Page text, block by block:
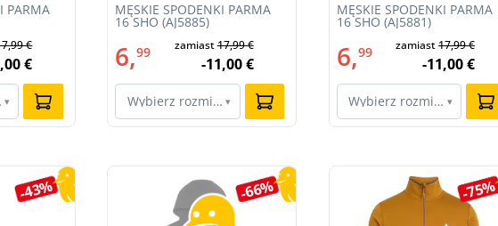
PARMA
€
€
▾
MĘSKIE SPODENKI PARMA
16 SHO (AJ5885)
6,99 zamiast17,99 €
-11,00 €
Wybierz rozmiar…
▾
MĘSKIE SPODENKI PARMA
16 SHO (AJ5881)
6,99 zamiast17,99 €
-11,00 €
Wybierz rozmiar…
▾
-43% -66% -75%